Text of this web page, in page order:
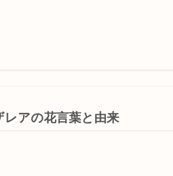
レアの花言葉と由来